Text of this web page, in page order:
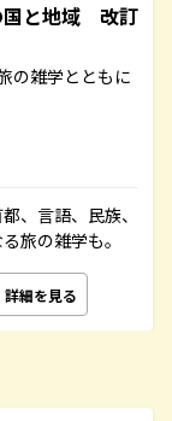
と地域 改訂
の雑学とともに
、言語、民族、
旅の雑学も。
詳細を見る